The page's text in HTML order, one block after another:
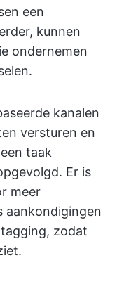
een
kunnen
ondernemen
kanalen
versturen en
taak
Er is
meer
aankondigingen
zodat